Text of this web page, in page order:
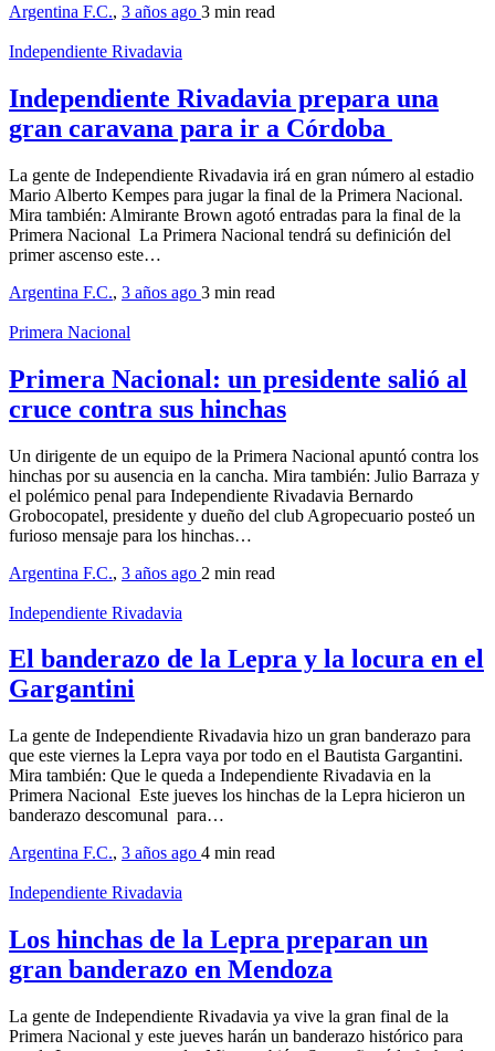
Argentina F.C., 3 años ago 3 min read
Independiente Rivadavia
Independiente Rivadavia prepara una
gran caravana para ir a Córdoba
La gente de Independiente Rivadavia irá en gran número al estadio
Mario Alberto Kempes para jugar la final de la Primera Nacional.
Mira también: Almirante Brown agotó entradas para la final de la
Primera Nacional La Primera Nacional tendrá su definición del
primer ascenso este…
Argentina F.C., 3 años ago 3 min read
Primera Nacional
Primera Nacional: un presidente salió al
cruce contra sus hinchas
Un dirigente de un equipo de la Primera Nacional apuntó contra los
hinchas por su ausencia en la cancha. Mira también: Julio Barraza y
el polémico penal para Independiente Rivadavia Bernardo
Grobocopatel, presidente y dueño del club Agropecuario posteó un
furioso mensaje para los hinchas…
Argentina F.C., 3 años ago 2 min read
Independiente Rivadavia
El banderazo de la Lepra y la locura en el
Gargantini
La gente de Independiente Rivadavia hizo un gran banderazo para
que este viernes la Lepra vaya por todo en el Bautista Gargantini.
Mira también: Que le queda a Independiente Rivadavia en la
Primera Nacional Este jueves los hinchas de la Lepra hicieron un
banderazo descomunal para…
Argentina F.C., 3 años ago 4 min read
Independiente Rivadavia
Los hinchas de la Lepra preparan un
gran banderazo en Mendoza
La gente de Independiente Rivadavia ya vive la gran final de la
Primera Nacional y este jueves harán un banderazo histórico para